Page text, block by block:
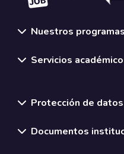
Nuestros programas
Servicios
Protección de datos
Documentos